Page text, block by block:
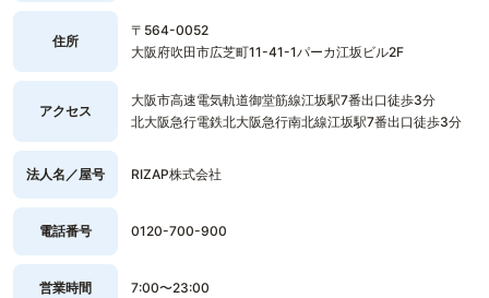
住所
〒564-0052
大阪府吹田市広芝町11-41-1パーカ江坂ビル2F
アクセス
大阪市高速電気軌道御堂筋線江坂駅7番出口徒歩3分
北大阪急行電鉄北大阪急行南北線江坂駅7番出口徒歩3分
法人名／屋号 RIZAP株式会社
電話番号 0120-700-900
営業時間 7:00〜23:00